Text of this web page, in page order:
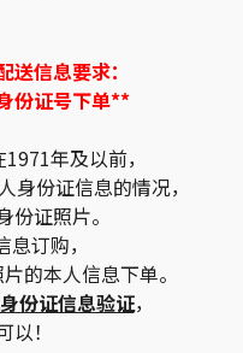
信息要求：
份证号下单**
年及以前，
身份证信息的情况，
证照片。
订购，
的本人信息下单。
份证信息验证，
！